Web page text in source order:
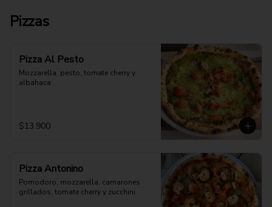
Pizzas
Pizza Al Pesto
Mozzarella, pesto, tomate cherry y
albahaca
$13.900
Pizza Antonino
Pomodoro, mozzarella, camarones
grillados, tomate cherry y zucchini.